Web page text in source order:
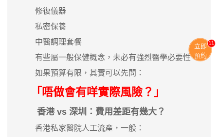
修復儀器
私密保養
中醫調理套餐
有些屬一般保健概念，未必有強烈醫學必要性。
如果預算有限，其實可以先問：
「唔做會有咩實際風險？」
香港 vs 深圳：費用差距有幾大？
香港私家醫院人工流產，一般：
立即
預約
11